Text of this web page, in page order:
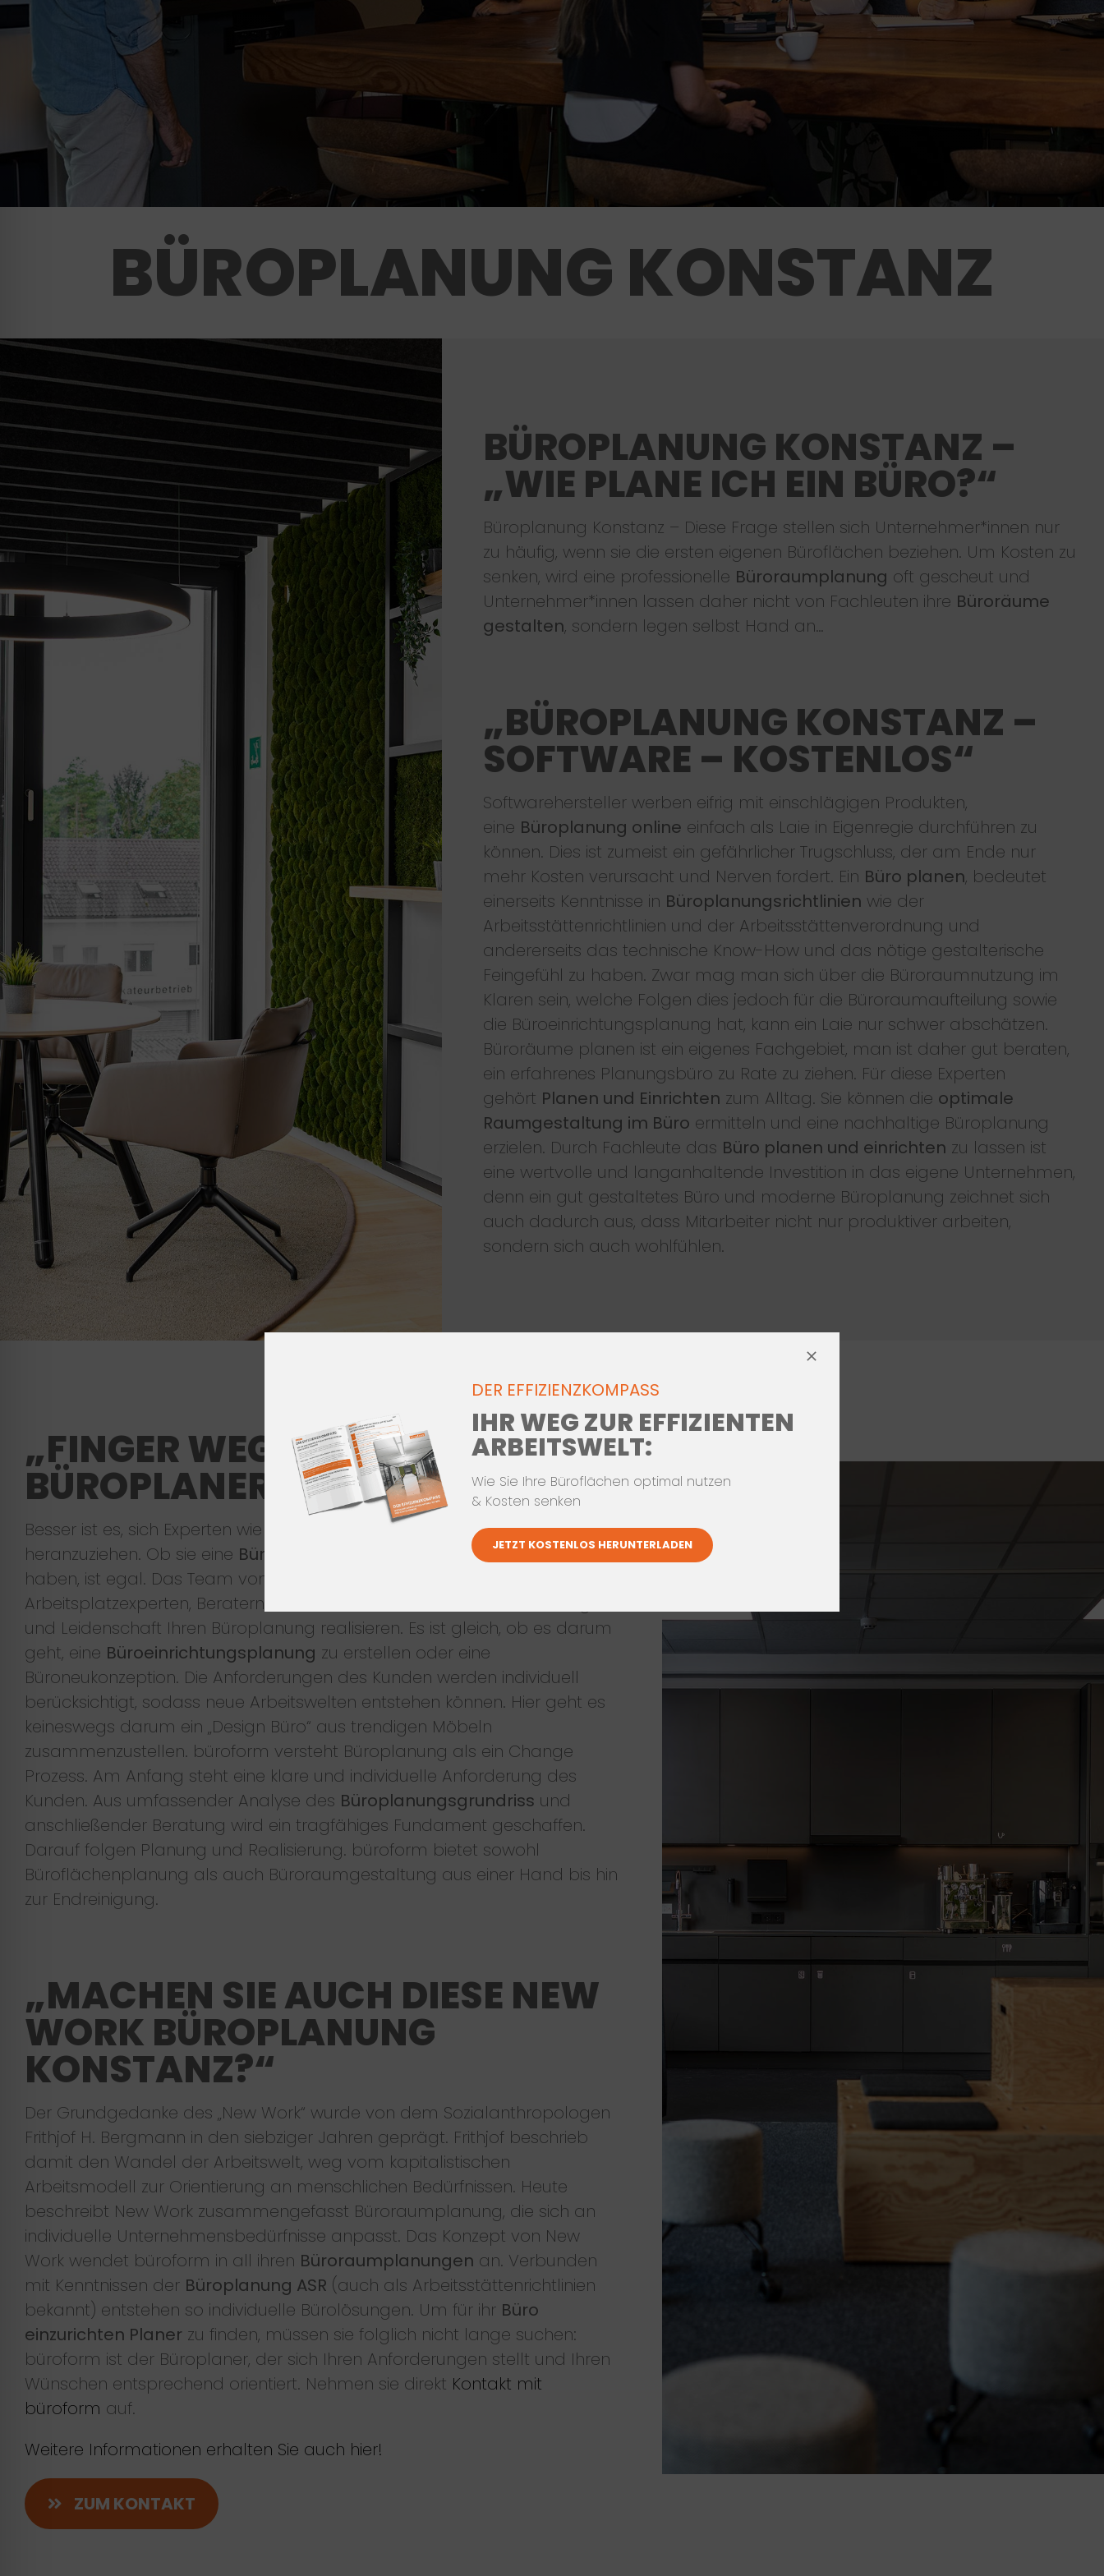
BÜROPLANUNG KONSTANZ
BÜROPLANUNG KONSTANZ –
„WIE PLANE ICH EIN BÜRO?“
Büroplanung Konstanz – Diese Frage stellen sich Unternehmer*innen nur
zu häufig, wenn sie die ersten eigenen Büroflächen beziehen. Um Kosten zu
senken, wird eine professionelle Büroraumplanung oft gescheut und
Unternehmer*innen lassen daher nicht von Fachleuten ihre Büroräume
gestalten, sondern legen selbst Hand an…
„BÜROPLANUNG KONSTANZ –
SOFTWARE – KOSTENLOS“
Softwarehersteller werben eifrig mit einschlägigen Produkten,
eine Büroplanung online einfach als Laie in Eigenregie durchführen zu
können. Dies ist zumeist ein gefährlicher Trugschluss, der am Ende nur
mehr Kosten verursacht und Nerven fordert. Ein Büro planen, bedeutet
einerseits Kenntnisse in Büroplanungsrichtlinien wie der
Arbeitsstättenrichtlinien und der Arbeitsstättenverordnung und
andererseits das technische Know-How und das nötige gestalterische
Feingefühl zu haben. Zwar mag man sich über die Büroraumnutzung im
Klaren sein, welche Folgen dies jedoch für die Büroraumaufteilung sowie
die Büroeinrichtungsplanung hat, kann ein Laie nur schwer abschätzen.
Büroräume planen ist ein eigenes Fachgebiet, man ist daher gut beraten,
ein erfahrenes Planungsbüro zu Rate zu ziehen. Für diese Experten
gehört Planen und Einrichten zum Alltag. Sie können die optimale
Raumgestaltung im Büro ermitteln und eine nachhaltige Büroplanung
erzielen. Durch Fachleute das Büro planen und einrichten zu lassen ist
eine wertvolle und langanhaltende Investition in das eigene Unternehmen,
denn ein gut gestaltetes Büro und moderne Büroplanung zeichnet sich
auch dadurch aus, dass Mitarbeiter nicht nur produktiver arbeiten,
sondern sich auch wohlfühlen.
„FINGER WEG VOM
BÜROPLANER ONLINE!“
Besser ist es, sich Experten wie das Team von büroform zur Unterstützung
heranzuziehen. Ob sie eine Büroplanung Konstanz
oder am Bodensee
haben, ist egal. Das Team von büroform aus Innenarchitekten,
Arbeitsplatzexperten, Beratern und Handwerker, kann mit viel Erfahrung
und Leidenschaft Ihren Büroplanung realisieren. Es ist gleich, ob es darum
geht, eine Büroeinrichtungsplanung zu erstellen oder eine
Büroneukonzeption. Die Anforderungen des Kunden werden individuell
berücksichtigt, sodass neue Arbeitswelten entstehen können. Hier geht es
keineswegs darum ein „Design Büro“ aus trendigen Möbeln
zusammenzustellen. büroform versteht Büroplanung als ein Change
Prozess. Am Anfang steht eine klare und individuelle Anforderung des
Kunden. Aus umfassender Analyse des Büroplanungsgrundriss und
anschließender Beratung wird ein tragfähiges Fundament geschaffen.
Darauf folgen Planung und Realisierung. büroform bietet sowohl
Büroflächenplanung als auch Büroraumgestaltung aus einer Hand bis hin
zur Endreinigung.
„MACHEN SIE AUCH DIESE NEW
WORK BÜROPLANUNG
KONSTANZ?“
Der Grundgedanke des „New Work“ wurde von dem Sozialanthropologen
Frithjof H. Bergmann in den siebziger Jahren geprägt. Frithjof beschrieb
damit den Wandel der Arbeitswelt, weg vom kapitalistischen
Arbeitsmodell zur Orientierung an menschlichen Bedürfnissen. Heute
beschreibt New Work zusammengefasst Büroraumplanung, die sich an
individuelle Unternehmensbedürfnisse anpasst. Das Konzept von New
Work wendet büroform in all ihren Büroraumplanungen an. Verbunden
mit Kenntnissen der Büroplanung ASR (auch als Arbeitsstättenrichtlinien
bekannt) entstehen so individuelle Bürolösungen. Um für ihr Büro
einzurichten Planer zu finden, müssen sie folglich nicht lange suchen:
büroform ist der Büroplaner, der sich Ihren Anforderungen stellt und Ihren
Wünschen entsprechend orientiert. Nehmen sie direkt Kontakt mit
büroform auf.
Weitere Informationen erhalten Sie auch hier!
ZUM KONTAKT
DER EFFIZIENZKOMPASS
IHR WEG ZUR EFFIZIENTEN
ARBEITSWELT:
Wie Sie Ihre Büroflächen optimal nutzen
& Kosten senken
JETZT KOSTENLOS HERUNTERLADEN